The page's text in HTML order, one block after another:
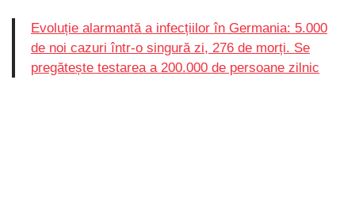
Evoluție alarmantă a infecțiilor în Germania: 5.000
de noi cazuri într-o singură zi, 276 de morți. Se
pregătește testarea a 200.000 de persoane zilnic